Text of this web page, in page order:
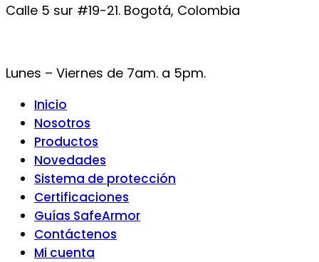
Calle 5 sur #19-21. Bogotá, Colombia
Lunes – Viernes de 7am. a 5pm.
Inicio
Nosotros
Productos
Novedades
Sistema de protección
Certificaciones
Guías SafeArmor
Contáctenos
Mi cuenta